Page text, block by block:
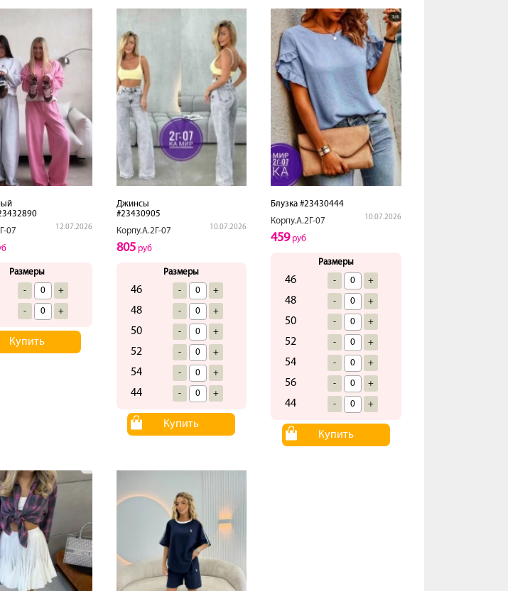
07
12.07.2026
Размеры
- +
- +
Купить
Джинсы
#23430905
Корпу.А.2Г-07
10.07.2026
805руб
Размеры
46 - +
48 - +
50 - +
52 - +
54 - +
44 - +
Купить
Блузка #23430444
Корпу.А.2Г-07
10.07.2026
459руб
Размеры
46 - +
48 - +
50 - +
52 - +
54 - +
56 - +
44 - +
Купить